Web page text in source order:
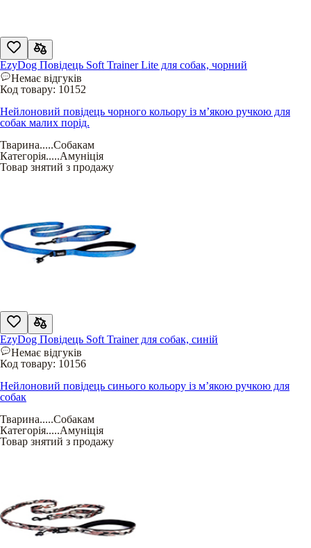
EzyDog Повідець Soft Trainer Lite для собак, чорний
Немає відгуків
Код товару: 10152
Нейлоновий повідець чорного кольору із м’якою ручкою для
собак малих порід.
Тварина.....Собакам
Категорія.....Амуніція
Товар знятий з продажу
EzyDog Повідець Soft Trainer для собак, синій
Немає відгуків
Код товару: 10156
Нейлоновий повідець синього кольору із м’якою ручкою для
собак
Тварина.....Собакам
Категорія.....Амуніція
Товар знятий з продажу